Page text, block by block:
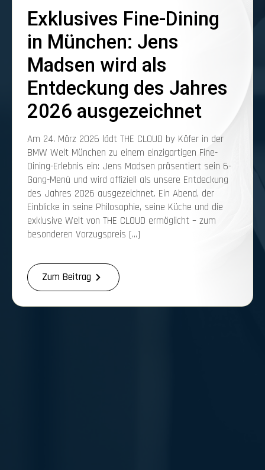
Exklusives Fine-Dining
in München: Jens
Madsen wird als
Entdeckung des Jahres
2026 ausgezeichnet
Am 24. März 2026 lädt THE CLOUD by Käfer in der
BMW Welt München zu einem einzigartigen Fine-
Dining-Erlebnis ein: Jens Madsen präsentiert sein 6-
Gang-Menü und wird offiziell als unsere Entdeckung
des Jahres 2026 ausgezeichnet. Ein Abend, der
Einblicke in seine Philosophie, seine Küche und die
exklusive Welt von THE CLOUD ermöglicht – zum
besonderen Vorzugspreis […]
Zum Beitrag